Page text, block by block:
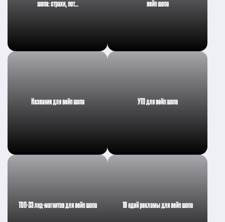
шопа: страхи, пот… вейп шопа
Названия для вейп шопа УТП для вейп шопа
ТОП-33 лид-магнитов для вейп шопа 18 идей рекламы для вейп шопа